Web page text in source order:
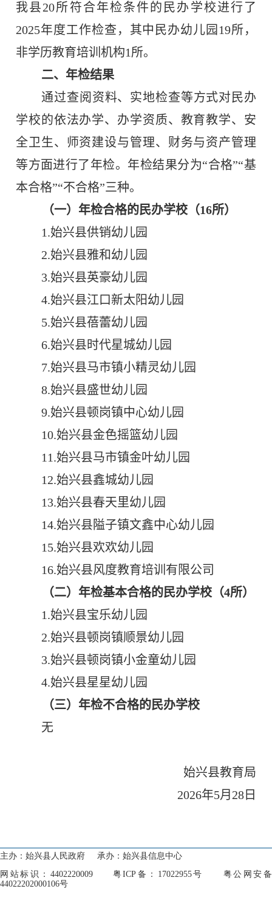
首页
新闻动态
我县20所符合年检条件的民办学校进行了
2025年度工作检查，其中民办幼儿园 19所，
非学历教育培训机构1所。
二、年检结果
通过查阅资料、实地检查等方式对民办
学校的依法办学、办学资质、教育教学、安
全卫生、师资建设与管理、财务与资产管理
等方面进行了年检。年检结果分为“合格”“基
本合格”“不合格”三种。
（一）年检合格的民办学校（16所）
1.始兴县供销幼儿园
2.始兴县雅和幼儿园
3.始兴县英豪幼儿园
4.始兴县江口新太阳幼儿园
5.始兴县蓓蕾幼儿园
6.始兴县时代星城幼儿园
7.始兴县马市镇小精灵幼儿园
8.始兴县盛世幼儿园
9.始兴县顿岗镇中心幼儿园
10.始兴县金色摇篮幼儿园
11.始兴县马市镇金叶幼儿园
12.始兴县鑫城幼儿园
13.始兴县春天里幼儿园
14.始兴县隘子镇文鑫中心幼儿园
15.始兴县欢欢幼儿园
16.始兴县风度教育培训有限公司
（二）年检基本合格的民办学校（4所）
1.始兴县宝乐幼儿园
2.始兴县顿岗镇顺景幼儿园
3.始兴县顿岗镇小金童幼儿园
4.始兴县星星幼儿园
（三）年检不合格的民办学校
无
始兴县教育局
2026年5月 28日
主办：始兴县人民政府 承办：始兴县信息中心
网站标识：4402220009 粤ICP备：17022955号 粤公网安备
44022202000106号